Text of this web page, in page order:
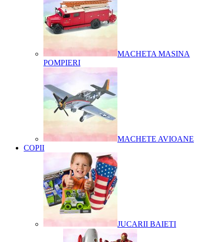
MACHETA MASINA
POMPIERI
MACHETE AVIOANE
COPII
JUCARII BAIETI